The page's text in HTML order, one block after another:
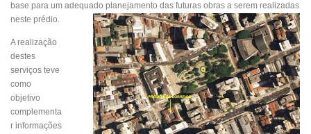
base para um adequado planejamento das futuras obras a serem realizadas
neste prédio.
A realização
destes
serviços teve
como
objetivo
complementa
r informações